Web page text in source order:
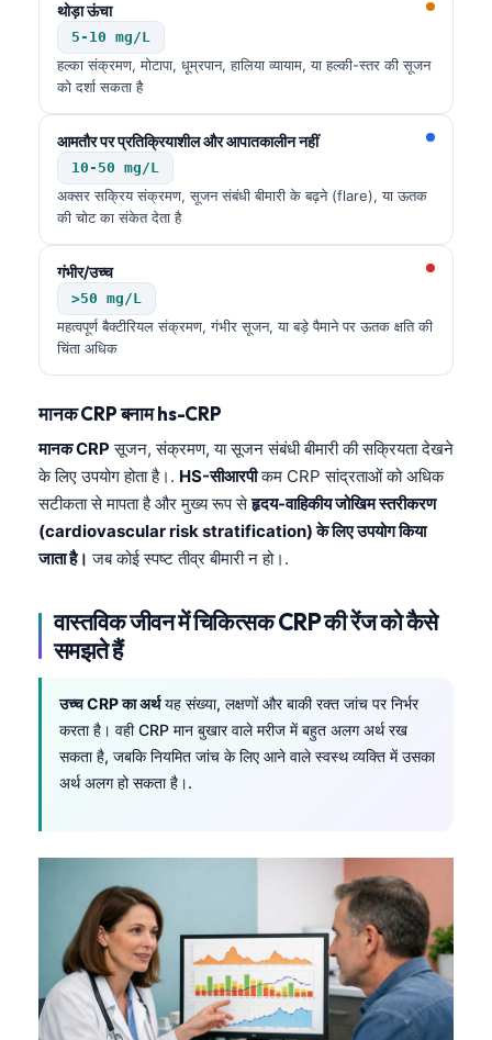
थोड़ा ऊंचा
5-10 mg/L
हल्का संक्रमण, मोटापा, धूम्रपान, हालिया व्यायाम, या हल्की-स्तर की सूजन
को दर्शा सकता है
आमतौर पर प्रतिक्रियाशील और आपातकालीन नहीं
10-50 mg/L
अक्सर सक्रिय संक्रमण, सूजन संबंधी बीमारी के बढ़ने (flare), या ऊतक
की चोट का संकेत देता है
गंभीर/उच्च
>50 mg/L
महत्वपूर्ण बैक्टीरियल संक्रमण, गंभीर सूजन, या बड़े पैमाने पर ऊतक क्षति की
चिंता अधिक
मानक CRP बनाम hs-CRP
मानक CRP सूजन, संक्रमण, या सूजन संबंधी बीमारी की सक्रियता देखने
के लिए उपयोग होता है।. HS-सीआरपीकम CRP सांद्रताओं को अधिक
सटीकता से मापता है और मुख्य रूप सेहृदय-वाहिकीय जोखिम स्तरीकरण
(cardiovascular risk stratification) के लिए उपयोग किया
जाता है। जब कोई स्पष्ट तीव्र बीमारी न हो।.
वास्तविक जीवन में चिकित्सक CRP की रेंज को कैसे
समझते हैं
उच्च CRP का अर्थयह संख्या, लक्षणों और बाकी रक्त जांच पर निर्भर
करता है। वही CRP मान बुखार वाले मरीज में बहुत अलग अर्थ रख
सकता है, जबकि नियमित जांच के लिए आने वाले स्वस्थ व्यक्ति में उसका
अर्थ अलग हो सकता है।.